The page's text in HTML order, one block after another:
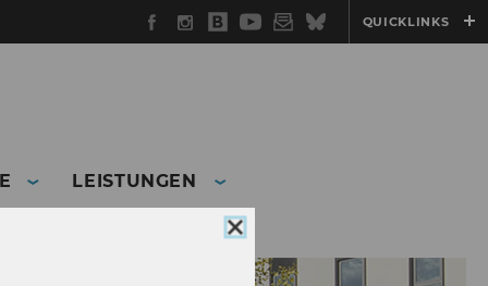
Facebook
Instagram
WU
Blog
YouTube
Newsletter
BlueskyQUICKLINKS
LEISTUNGEN
Cookie
Consent
schließen